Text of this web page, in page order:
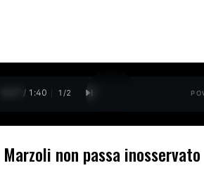
0:28 / 1:40 1 /2
non passa inosservato